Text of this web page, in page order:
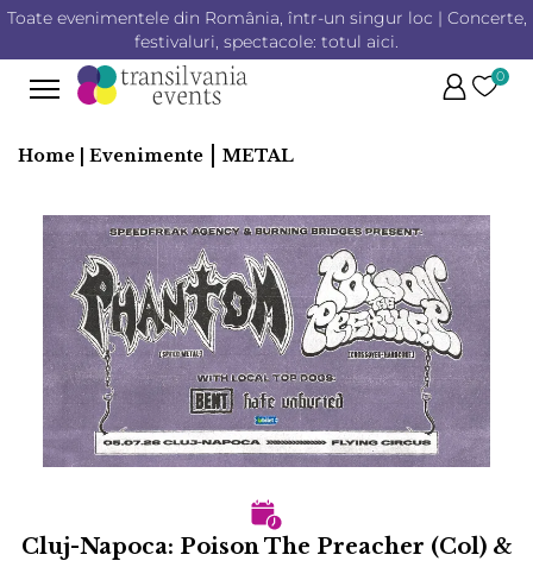
Toate evenimentele din România, într-un singur loc | Concerte,
festivaluri, spectacole: totul aici.
0
Home | Evenimente METAL
Cluj-Napoca: Poison The Preacher (Col) &